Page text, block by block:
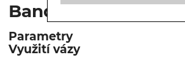
Banquet váza 12 cm
Parametry
Využití vázy